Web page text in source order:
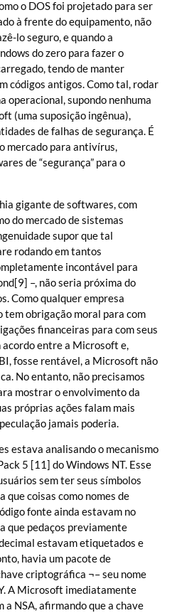
o DOS foi projetado para ser
à frente do equipamento, não
lo seguro, e quando a
do zero para fazer o
tendo de manter
códigos antigos. Como tal, rodar
operacional, supondo nenhuma
(uma suposição ingênua),
de falhas de segurança. É
mercado para antivírus,
de “segurança” para o
gigante de softwares, com
do mercado de sistemas
supor que tal
rodando em tantos
incontável para
–, não seria próxima do
Como qualquer empresa
obrigação moral para com
financeiras para com seus
entre a Microsoft e,
fosse rentável, a Microsoft não
No entanto, não precisamos
mostrar o envolvimento da
próprias ações falam mais
jamais poderia.
estava analisando o mecanismo
5 [11] do Windows NT. Esse
sem ter seus símbolos
que coisas como nomes de
fonte ainda estavam no
que pedaços previamente
estavam etiquetados e
havia um pacote de
criptográfica ¬– seu nome
A Microsoft imediatamente
a NSA, afirmando que a chave